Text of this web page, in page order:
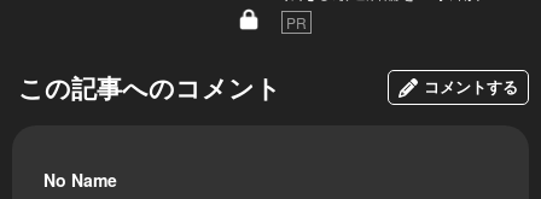
PR
この記事へのコメント コメントする
No Name